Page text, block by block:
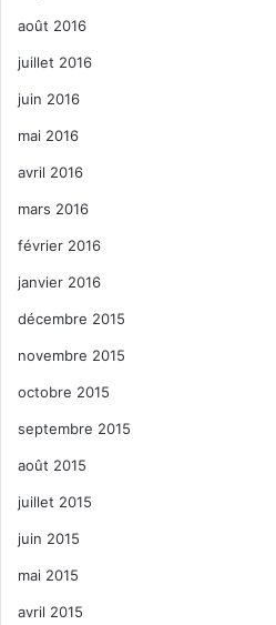
août 2016
juillet 2016
juin 2016
mai 2016
avril 2016
mars 2016
février 2016
janvier 2016
décembre 2015
novembre 2015
octobre 2015
septembre 2015
août 2015
juillet 2015
juin 2015
mai 2015
avril 2015